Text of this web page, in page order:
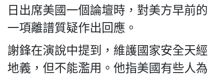
系列
活動
日出席美國一個論壇時，對美方早前的
一項離譜質疑作出回應。
謝鋒在演說中提到，維護國家安全天經
地義，但不能濫用。他指美國有些人為